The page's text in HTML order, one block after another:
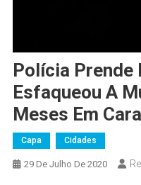
Polícia Prende
Esfaqueou A
Meses Em
Capa Cidades
29 De Julho De 2020